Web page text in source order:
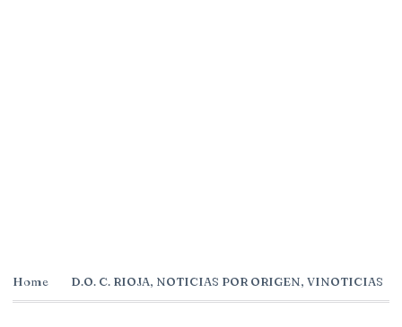
Home D.O. C. RIOJA, NOTICIAS POR ORIGEN, VINOTICIAS